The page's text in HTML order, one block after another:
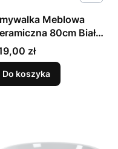
Meblowa
80cm Biały
Arica
zł
Do koszyka